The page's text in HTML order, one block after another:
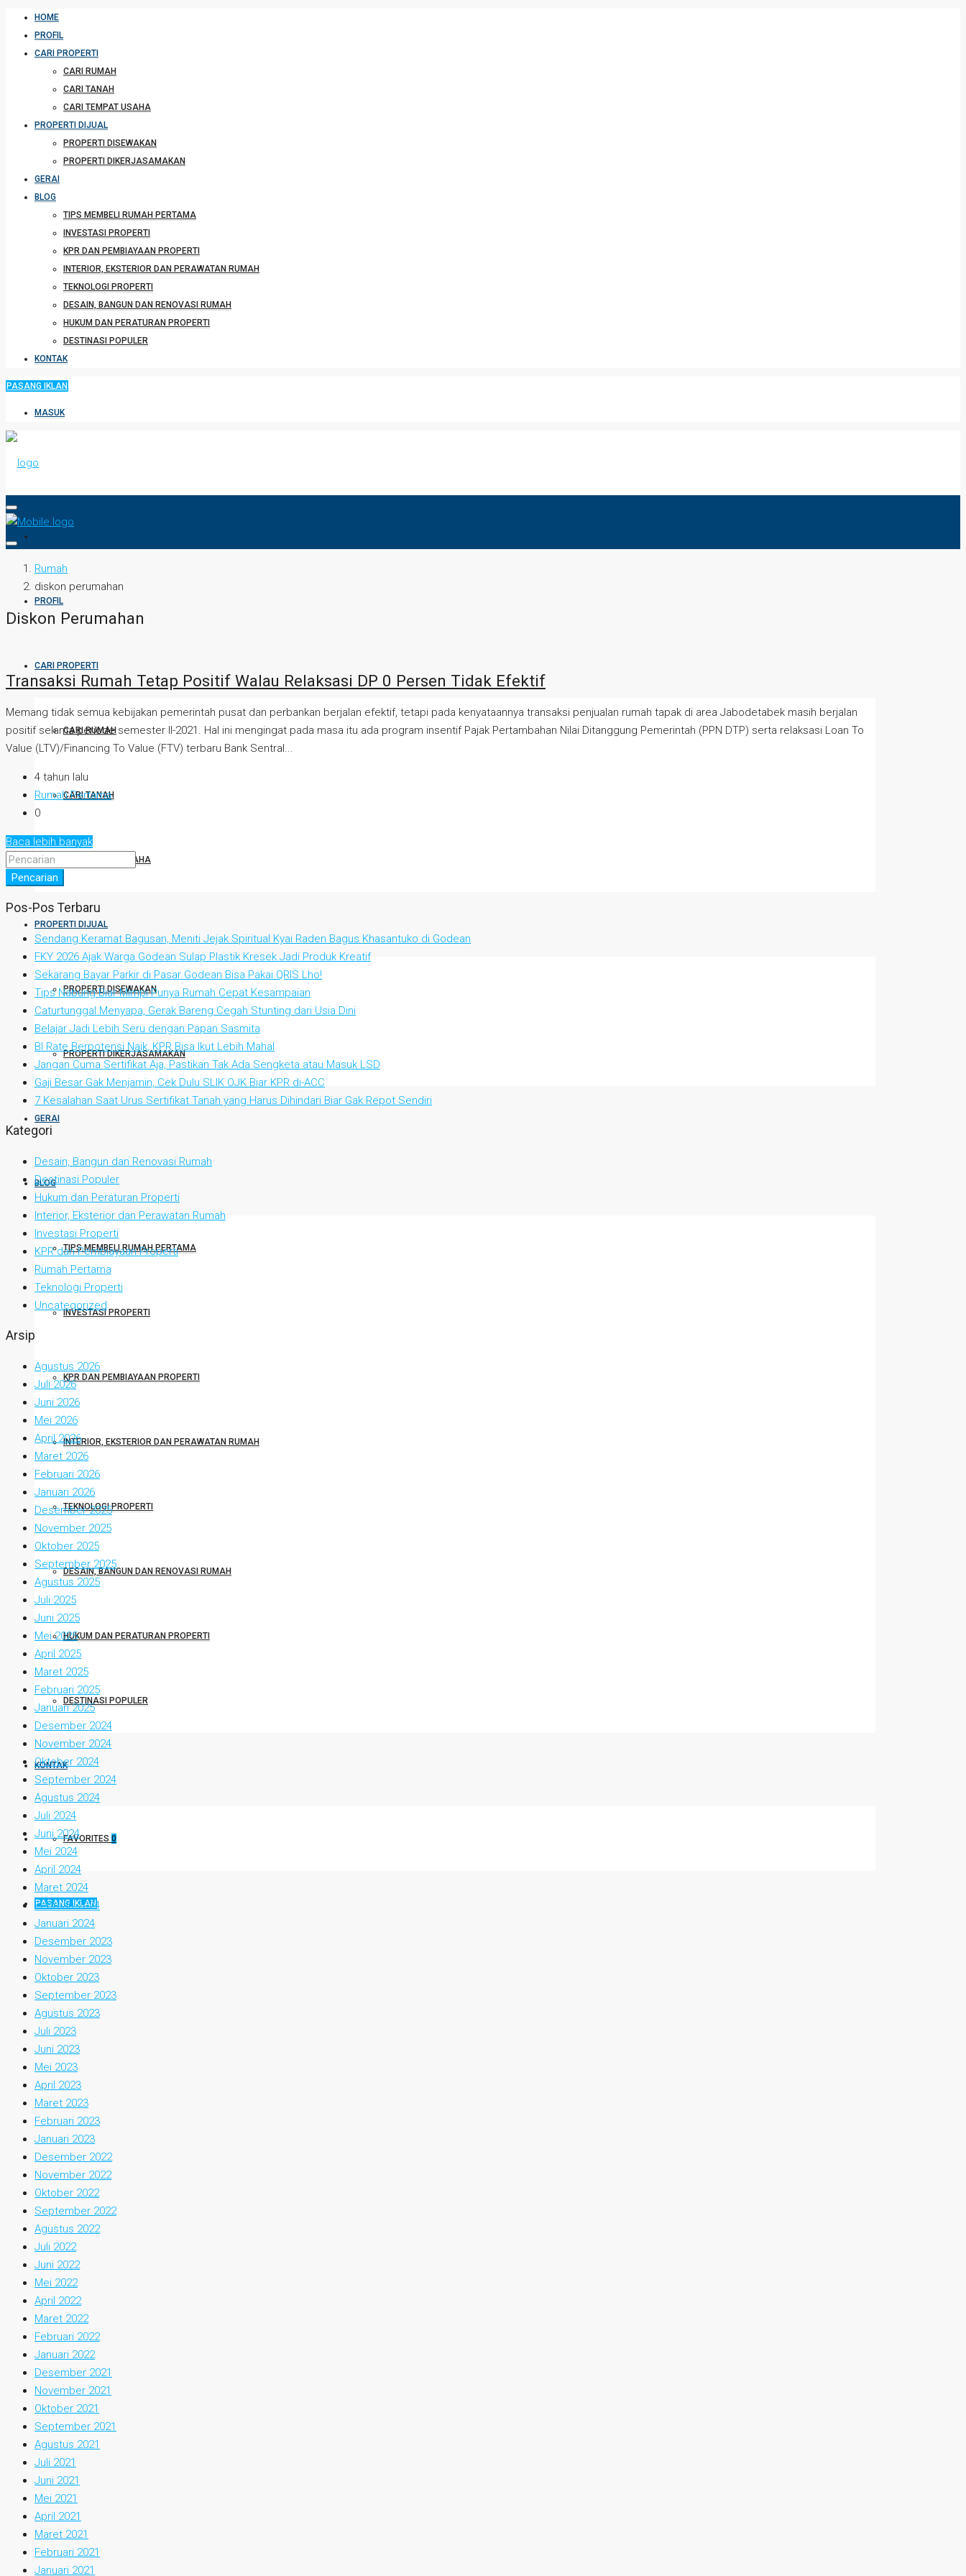
HOME
PROFIL
CARI PROPERTI
CARI RUMAH
CARI TANAH
CARI TEMPAT USAHA
PROPERTI DIJUAL
PROPERTI DISEWAKAN
PROPERTI DIKERJASAMAKAN
GERAI
BLOG
TIPS MEMBELI RUMAH PERTAMA
INVESTASI PROPERTI
KPR DAN PEMBIAYAAN PROPERTI
INTERIOR, EKSTERIOR DAN PERAWATAN RUMAH
TEKNOLOGI PROPERTI
DESAIN, BANGUN DAN RENOVASI RUMAH
HUKUM DAN PERATURAN PROPERTI
DESTINASI POPULER
KONTAK
PASANG IKLAN
MASUK
PROFIL
CARI PROPERTI
CARI RUMAH
CARI TANAH
CARI TEMPAT USAHA
PROPERTI DIJUAL
PROPERTI DISEWAKAN
PROPERTI DIKERJASAMAKAN
GERAI
BLOG
TIPS MEMBELI RUMAH PERTAMA
INVESTASI PROPERTI
KPR DAN PEMBIAYAAN PROPERTI
INTERIOR, EKSTERIOR DAN PERAWATAN RUMAH
TEKNOLOGI PROPERTI
DESAIN, BANGUN DAN RENOVASI RUMAH
HUKUM DAN PERATURAN PROPERTI
DESTINASI POPULER
KONTAK
FAVORITES 0
PASANG IKLAN
Rumah
diskon perumahan
Diskon Perumahan
Transaksi Rumah Tetap Positif Walau Relaksasi DP 0 Persen Tidak Efektif
Memang tidak semua kebijakan pemerintah pusat dan perbankan berjalan efektif, tetapi pada kenyataannya transaksi penjualan rumah tapak di area Jabodetabek masih berjalan
positif selama periode semester II-2021. Hal ini mengingat pada masa itu ada program insentif Pajak Pertambahan Nilai Ditanggung Pemerintah (PPN DTP) serta relaksasi Loan To
Value (LTV)/Financing To Value (FTV) terbaru Bank Sentral...
4 tahun lalu
Rumah Pertama
0
Baca lebih banyak
Pencarian
Pos-Pos Terbaru
Sendang Keramat Bagusan, Meniti Jejak Spiritual Kyai Raden Bagus Khasantuko di Godean
FKY 2026 Ajak Warga Godean Sulap Plastik Kresek Jadi Produk Kreatif
Sekarang Bayar Parkir di Pasar Godean Bisa Pakai QRIS Lho!
Tips Nabung Biar Mimpi Punya Rumah Cepat Kesampaian
Caturtunggal Menyapa, Gerak Bareng Cegah Stunting dari Usia Dini
Belajar Jadi Lebih Seru dengan Papan Sasmita
BI Rate Berpotensi Naik, KPR Bisa Ikut Lebih Mahal
Jangan Cuma Sertifikat Aja, Pastikan Tak Ada Sengketa atau Masuk LSD
Gaji Besar Gak Menjamin, Cek Dulu SLIK OJK Biar KPR di-ACC
7 Kesalahan Saat Urus Sertifikat Tanah yang Harus Dihindari Biar Gak Repot Sendiri
Kategori
Desain, Bangun dan Renovasi Rumah
Destinasi Populer
Hukum dan Peraturan Properti
Interior, Eksterior dan Perawatan Rumah
Investasi Properti
KPR dan Pembiayaan Properti
Rumah Pertama
Teknologi Properti
Uncategorized
Arsip
Agustus 2026
Juli 2026
Juni 2026
Mei 2026
April 2026
Maret 2026
Februari 2026
Januari 2026
Desember 2025
November 2025
Oktober 2025
September 2025
Agustus 2025
Juli 2025
Juni 2025
Mei 2025
April 2025
Maret 2025
Februari 2025
Januari 2025
Desember 2024
November 2024
Oktober 2024
September 2024
Agustus 2024
Juli 2024
Juni 2024
Mei 2024
April 2024
Maret 2024
Februari 2024
Januari 2024
Desember 2023
November 2023
Oktober 2023
September 2023
Agustus 2023
Juli 2023
Juni 2023
Mei 2023
April 2023
Maret 2023
Februari 2023
Januari 2023
Desember 2022
November 2022
Oktober 2022
September 2022
Agustus 2022
Juli 2022
Juni 2022
Mei 2022
April 2022
Maret 2022
Februari 2022
Januari 2022
Desember 2021
November 2021
Oktober 2021
September 2021
Agustus 2021
Juli 2021
Juni 2021
Mei 2021
April 2021
Maret 2021
Februari 2021
Januari 2021